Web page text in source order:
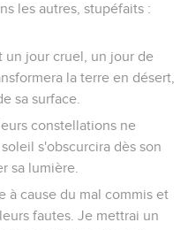
les autres, stupéfaits :
un jour cruel, un jour de
la terre en désert,
sa surface.
constellations ne
s'obscurcira dès son
sa lumière.
à cause du mal commis et
fautes. Je mettrai un